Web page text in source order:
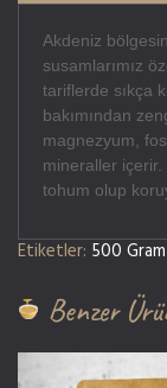
Akdeniz
susamlarımız
tariflerde sıkça
bakımından
magnezyum,
mineraller içerir.
tohum olup
Etiketler: 500
Benzer